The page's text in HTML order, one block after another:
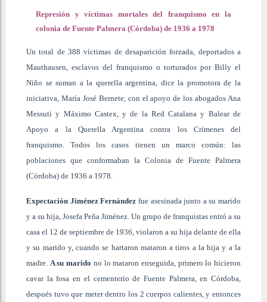
Represión y víctimas mortales del franquismo en la
colonia de Fuente Palmera (Córdoba) de 1936 a 1978
Un total de 388 víctimas de desaparición forzada, deportados a
Mauthausen, esclavos del franquismo o torturados por Billy el
Niño se suman a la querella argentina, dice la promotora de la
iniciativa, María José Bernete, con el apoyo de los abogados Ana
Messuti y Máximo Castex, y de la Red Catalana y Balear de
Apoyo a la Querella Argentina contra los Crímenes del
franquismo. Todos los casos tienen un marco común: las
poblaciones que conformaban la Colonia de Fuente Palmera
(Córdoba) de 1936 a 1978.
Expectación Jiménez Fernández fue asesinada junto a su marido
y a su hija, Josefa Peña Jiménez. Un grupo de franquistas entró a su
casa el 12 de septiembre de 1936, violaron a su hija delante de ella
y su marido y, cuando se hartaron mataron a tiros a la hija y a la
madre. A su marido no lo mataron enseguida, primero lo hicieron
cavar la fosa en el cementerio de Fuente Palmera, en Córdoba,
después tuvo que meter dentro los 2 cuerpos calientes, y entonces